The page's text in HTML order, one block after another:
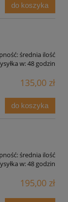
do koszyka
średnia ilość
w:48 godzin
135,00 zł
do koszyka
średnia ilość
w:48 godzin
195,00 zł